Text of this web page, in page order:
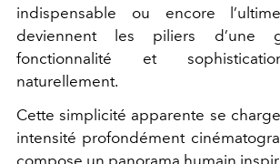
indispensable ou encore
deviennent les piliers d’une
fonctionnalité et
naturellement.
Cette simplicité apparente se
intensité profondément
compose un panorama humain